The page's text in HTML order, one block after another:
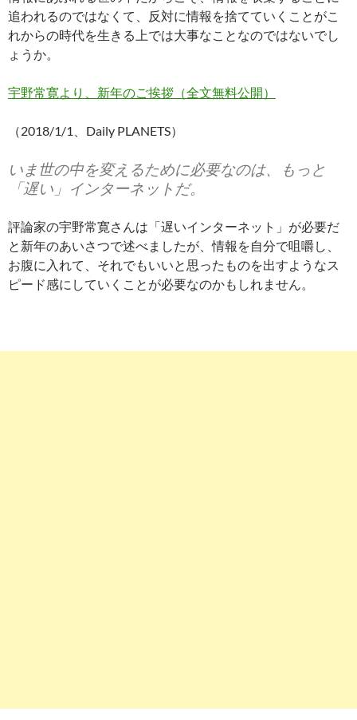
追われるのではなくて、反対に情報を捨てていくことがこ
れからの時代を生きる上では大事なことなのではないでし
ょうか。
宇野常寛より、新年のご挨拶（全文無料公開）
（2018/1/1、Daily PLANETS）
いま世の中を変えるために必要なのは、もっと
「遅い」インターネットだ。
評論家の宇野常寛さんは「遅いインターネット」が必要だ
と新年のあいさつで述べましたが、情報を自分で咀嚼し、
お腹に入れて、それでもいいと思ったものを出すようなス
ピード感にしていくことが必要なのかもしれません。